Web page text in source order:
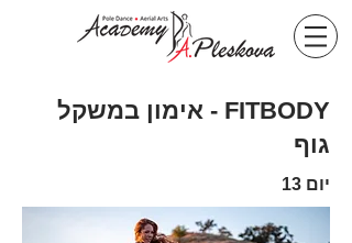
FITBODY - אימון במשקל
גוף
יום 13